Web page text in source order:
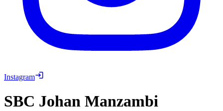
Instagram
SBC Johan Manzambi